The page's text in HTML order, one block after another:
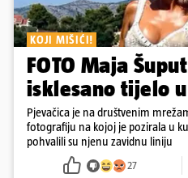
KOJI MIŠIĆI!
FOTO Maja
isklesano tijelo
Pjevačica je na društvenim
fotografiju na kojoj je pozirala u
pohvalili su njenu zavidnu liniju
27